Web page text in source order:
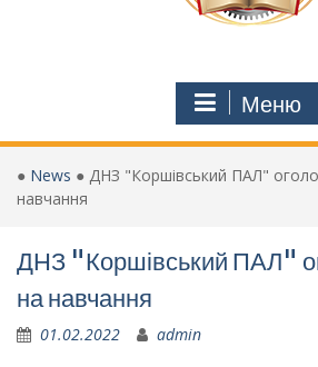
Меню
● News ● ДНЗ "Коршівський ПАЛ"
навчання
ДНЗ "Коршівський ПАЛ"
на навчання
01.02.2022 admin